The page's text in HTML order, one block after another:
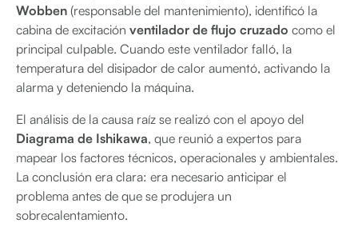
Wobben (responsable del mantenimiento), identificó la
cabina de excitación ventilador de flujo cruzado como el
principal culpable. Cuando este ventilador falló, la
temperatura del disipador de calor aumentó, activando la
alarma y deteniendo la máquina.
El análisis de la causa raíz se realizó con el apoyo del
Diagrama de Ishikawa, que reunió a expertos para
mapear los factores técnicos, operacionales y ambientales.
La conclusión era clara: era necesario anticipar el
problema antes de que se produjera un
sobrecalentamiento.